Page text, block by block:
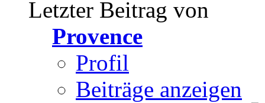
Letzter Beitrag von
Provence
Profil
Beiträge anzeigen